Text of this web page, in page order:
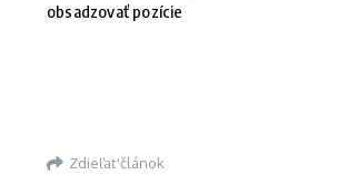
obsadzovať pozície
Zdieľať článok